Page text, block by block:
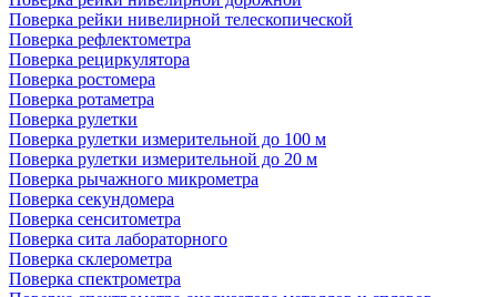
Поверка рейки нивелирной телескопической
Поверка рефлектометра
Поверка рециркулятора
Поверка ростомера
Поверка ротаметра
Поверка рулетки
Поверка рулетки измерительной до 100 м
Поверка рулетки измерительной до 20 м
Поверка рычажного микрометра
Поверка секундомера
Поверка сенситометра
Поверка сита лабораторного
Поверка склерометра
Поверка спектрометра